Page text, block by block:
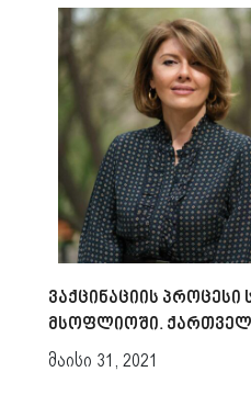
ვაქცინაციის
მსოფლიოში.
მაისი 31, 2021